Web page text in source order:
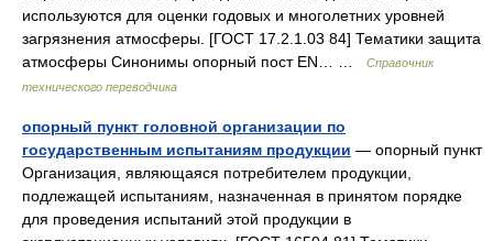
используются для оценки годовых и многолетних уровней
загрязнения атмосферы. [ГОСТ 17.2.1.03 84] Тематики защита
атмосферы Синонимы опорный пост EN… …
Справочник
технического переводчика
опорный пункт головной организации по
государственным испытаниям продукции — опорный пункт
Организация, являющаяся потребителем продукции,
подлежащей испытаниям, назначенная в принятом порядке
для проведения испытаний этой продукции в